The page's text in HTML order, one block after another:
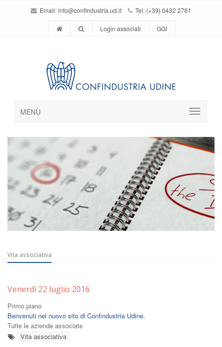
Email:info@confindustria.ud.it Tel: (+39) 0432 2761
Login associati GGI
MENÙ
Vita associativa
Venerdì 22 luglio 2016
Primo piano
Benvenuti nel nuovo sito di Confindustria Udine.
Tutte le aziende associate
Vita associativa